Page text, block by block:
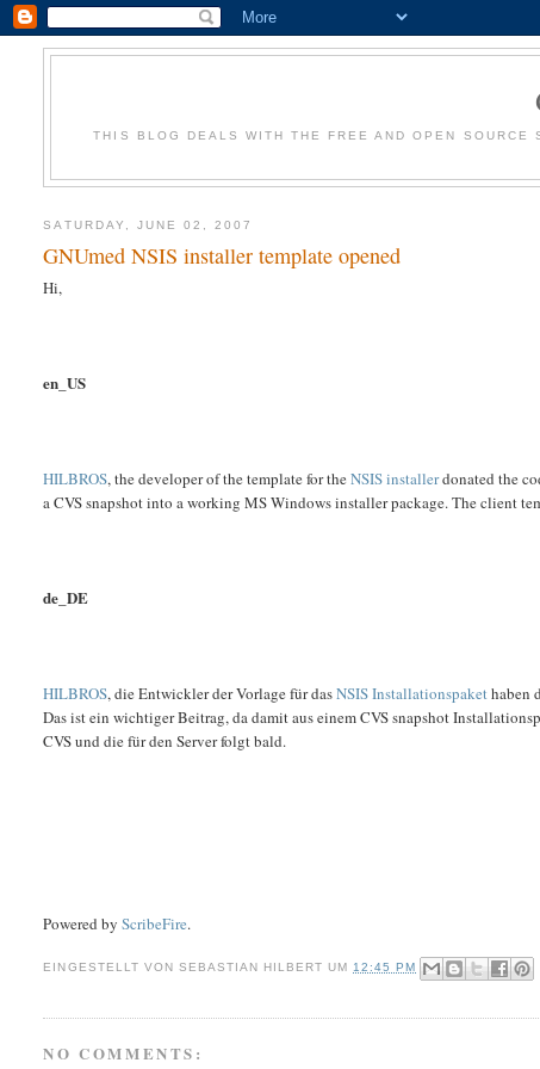
THIS BLOG DEALS WITH THE FREE AND OPEN
SATURDAY, JUNE 02, 2007
GNUmed NSIS installer template opened
Hi,
en_US
HILBROS, the developer of the template for theNSIS installerdonated the
a CVS snapshot into a working MS Windows installer package. The client
de_DE
HILBROS, die Entwickler der Vorlage für dasNSIS Installationspakethaben
Das ist ein wichtiger Beitrag, da damit aus einem CVS snapshot
CVS und die für den Server folgt bald.
Powered byScribeFire.
EINGESTELLT VON SEBASTIAN HILBERT UM12:45 PM
NO COMMENTS: